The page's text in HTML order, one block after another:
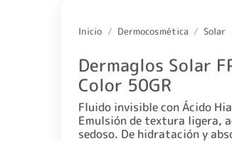
Inicio / Dermocosmética / Solar
Dermaglos Solar
Color 50GR
Fluido invisible con Ácido
Emulsión de textura ligera,
sedoso. De hidratación y